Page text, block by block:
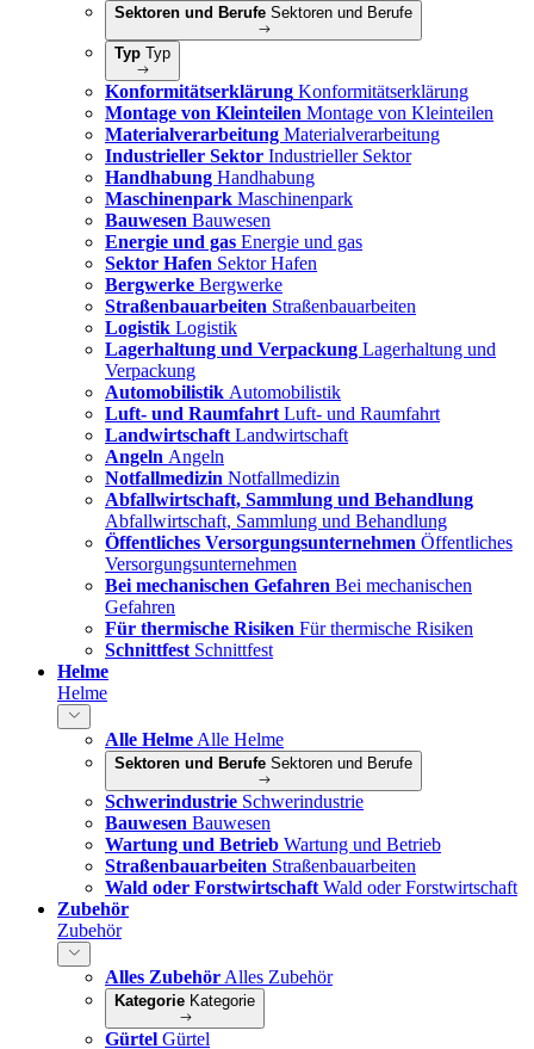
Sektoren und Berufe Sektoren und Berufe
Typ Typ
Konformitätserklärung Konformitätserklärung
Montage von Kleinteilen Montage von Kleinteilen
Materialverarbeitung Materialverarbeitung
Industrieller Sektor Industrieller Sektor
Handhabung Handhabung
Maschinenpark Maschinenpark
Bauwesen Bauwesen
Energie und gas Energie und gas
Sektor Hafen Sektor Hafen
Bergwerke Bergwerke
Straßenbauarbeiten Straßenbauarbeiten
Logistik Logistik
Lagerhaltung und Verpackung Lagerhaltung und
Verpackung
Automobilistik Automobilistik
Luft- und Raumfahrt Luft- und Raumfahrt
Landwirtschaft Landwirtschaft
Angeln Angeln
Notfallmedizin Notfallmedizin
Abfallwirtschaft, Sammlung und Behandlung
Abfallwirtschaft, Sammlung und Behandlung
Öffentliches Versorgungsunternehmen Öffentliches
Versorgungsunternehmen
Bei mechanischen Gefahren Bei mechanischen
Gefahren
Für thermische Risiken Für thermische Risiken
Schnittfest Schnittfest
Helme
Helme
Alle Helme Alle Helme
Sektoren und Berufe Sektoren und Berufe
Schwerindustrie Schwerindustrie
Bauwesen Bauwesen
Wartung und Betrieb Wartung und Betrieb
Straßenbauarbeiten Straßenbauarbeiten
Wald oder Forstwirtschaft Wald oder Forstwirtschaft
Zubehör
Zubehör
Alles Zubehör Alles Zubehör
Kategorie Kategorie
Gürtel Gürtel